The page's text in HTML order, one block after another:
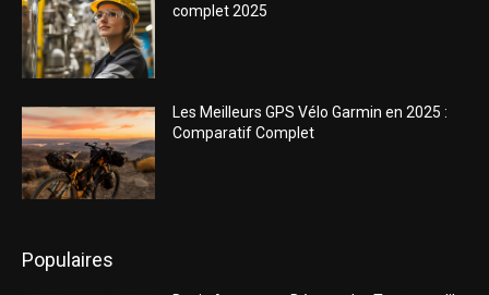
complet 2025
Les Meilleurs GPS Vélo Garmin en 2025 :
Comparatif Complet
Populaires